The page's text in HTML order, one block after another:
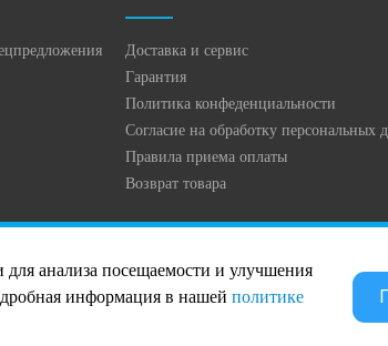
анализа посещаемости и улучшения
информация в нашей политике
Доставка и сервис
Гарантия
Политика конфеденциальности
Согласие на обработку персональных
Правила приема оплаты
Возврат товара